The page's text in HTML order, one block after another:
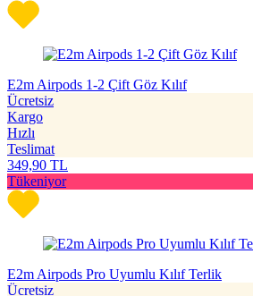
E2m Airpods 1-2 Çift Göz Kılıf
Ücretsiz
Kargo
Hızlı
Teslimat
349,90 TL
Tükeniyor
E2m Airpods Pro Uyumlu Kılıf Terlik
Ücretsiz